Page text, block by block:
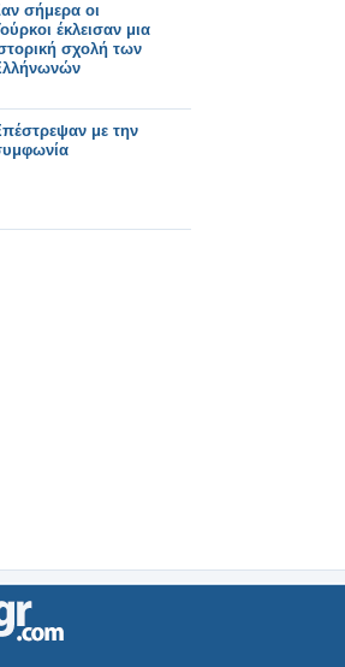
σήμερα οι
έκλεισαν μια
σχολή των
με την